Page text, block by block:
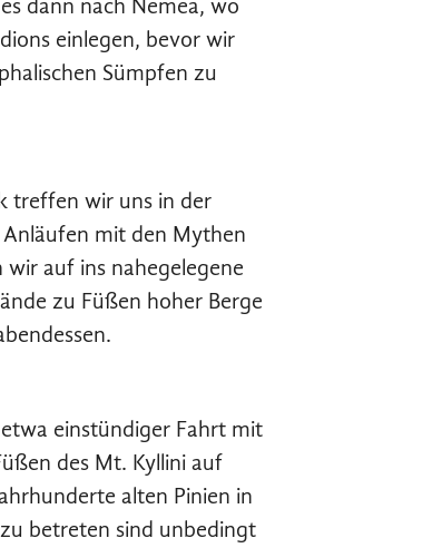
dann nach Nemea, wo
einlegen, bevor wir
Sümpfen zu
treffen wir uns in der
mit den Mythen
auf ins nahegelegene
zu Füßen hoher Berge
einstündiger Fahrt mit
des Mt. Kyllini auf
alten Pinien in
betreten sind unbedingt